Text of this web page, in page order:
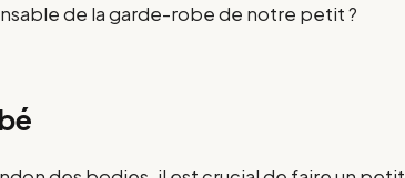
de la garde-robe de notre petit ?